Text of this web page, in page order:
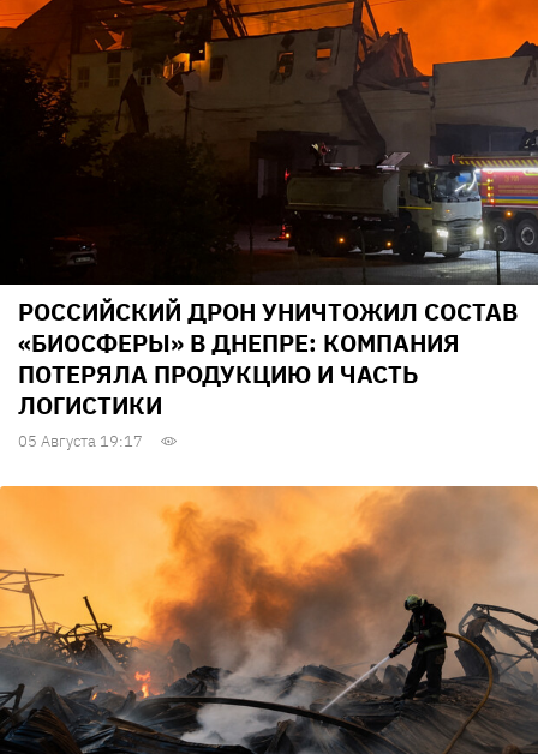
РОССИЙСКИЙ ДРОН УНИЧТОЖИЛ СОСТАВ
«БИОСФЕРЫ» В ДНЕПРЕ: КОМПАНИЯ
ПОТЕРЯЛА ПРОДУКЦИЮ И ЧАСТЬ
ЛОГИСТИКИ
05 Августа 19:17